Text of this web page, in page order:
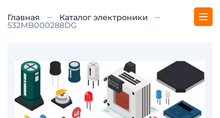
Главная
Каталог электроники
532MB000288DG